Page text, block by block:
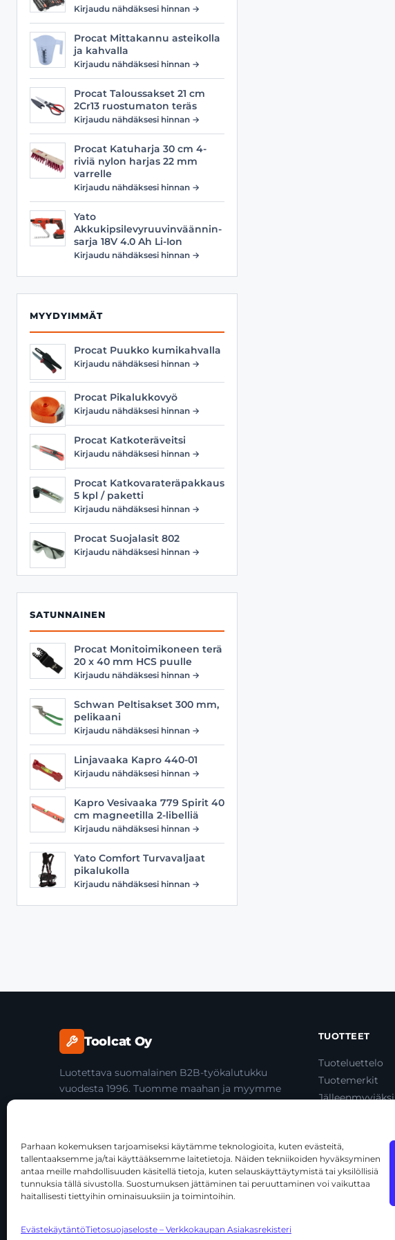
Parhaan kokemuksen tarjoamiseksi käytämme teknologioita, kuten evästeitä,
tallentaaksemme ja/tai käyttääksemme laitetietoja. Näiden tekniikoiden hyväksyminen
antaa meille mahdollisuuden käsitellä tietoja, kuten selauskäyttäytymistä tai yksilöllisiä
tunnuksia tällä sivustolla. Suostumuksen jättäminen tai peruuttaminen voi vaikuttaa
haitallisesti tiettyihin ominaisuuksiin ja toimintoihin.
EvästekäytäntöTietosuojaseloste – Verkkokaupan Asiakasrekisteri
Vyöt
Kirjaudu nähdäksesi hinnan →
Procat Mittakannu asteikolla
ja kahvalla
Kirjaudu nähdäksesi hinnan →
Procat Taloussakset 21 cm
2Cr13 ruostumaton teräs
Kirjaudu nähdäksesi hinnan →
Procat Katuharja 30 cm 4-
riviä nylon harjas 22 mm
varrelle
Kirjaudu nähdäksesi hinnan →
Yato
Akkukipsilevyruuvinväännin-
sarja 18V 4.0 Ah Li-Ion
Kirjaudu nähdäksesi hinnan →
MYYDYIMMÄT
Procat Puukko kumikahvalla
Kirjaudu nähdäksesi hinnan →
Procat Pikalukkovyö
Kirjaudu nähdäksesi hinnan →
Procat Katkoteräveitsi
Kirjaudu nähdäksesi hinnan →
Procat Katkovarateräpakkaus
5 kpl / paketti
Kirjaudu nähdäksesi hinnan →
Procat Suojalasit 802
Kirjaudu nähdäksesi hinnan →
SATUNNAINEN
Procat Monitoimikoneen terä
20 x 40 mm HCS puulle
Kirjaudu nähdäksesi hinnan →
Schwan Peltisakset 300 mm,
pelikaani
Kirjaudu nähdäksesi hinnan →
Linjavaaka Kapro 440-01
Kirjaudu nähdäksesi hinnan →
Kapro Vesivaaka 779 Spirit 40
cm magneetilla 2-libelliä
Kirjaudu nähdäksesi hinnan →
Yato Comfort Turvavaljaat
pikalukolla
Kirjaudu nähdäksesi hinnan →
Toolcat Oy
Luotettava suomalainen B2B-työkalutukku
vuodesta 1996. Tuomme maahan ja myymme
TUOTTEET
Tuoteluettelo
Tuotemerkit
Jälleenmyyjäksi
© 2026 Toolcat Oy · Y-tunnus 1059567-7 · Kalustetie 1, 01720 Vantaa